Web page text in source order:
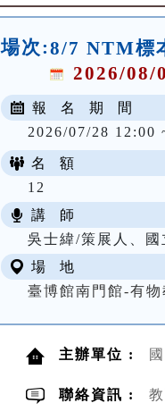
場次:8/7 NTM標
2026/08/
報 名 期 間
2026/07/28 12:00
名 額
12
講 師
吳士緯/策展人、
場 地
臺博館南門館-有物
主辦單位 :
聯絡資訊 :